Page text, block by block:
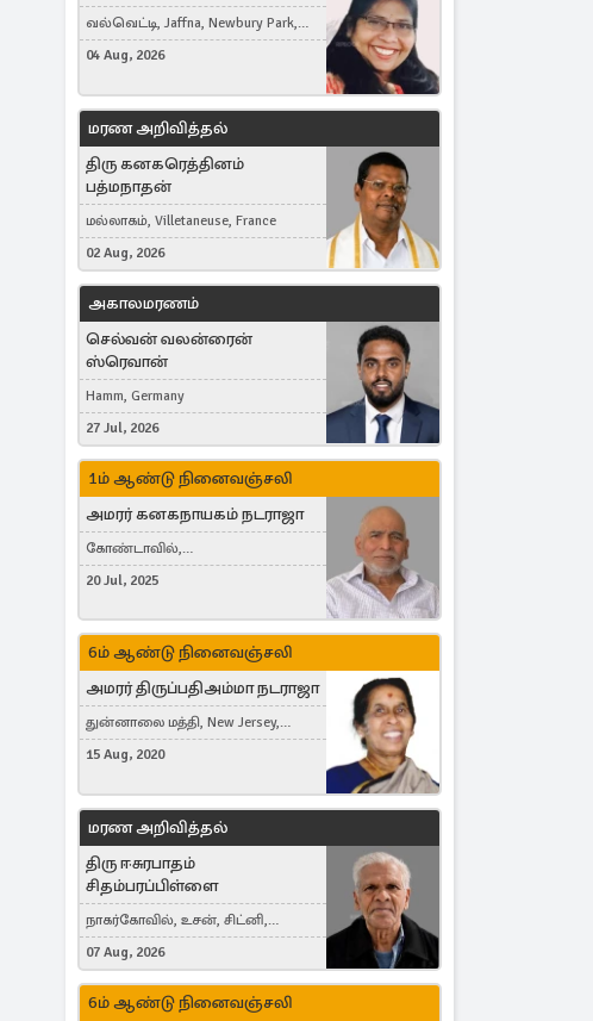
வல்வெட்டி, Jaffna, Newbury Park,
United Kingdom
04 Aug, 2026
மரண அறிவித்தல்
திரு கனகரெத்தினம்
பத்மநாதன்
மல்லாகம், Villetaneuse, France
02 Aug, 2026
அகாலமரணம்
செல்வன் வலன்ரைன்
ஸ்ரெவான்
Hamm, Germany
27 Jul, 2026
1ம் ஆண்டு நினைவஞ்சலி
அமரர் கனகநாயகம் நடராஜா
கோண்டாவில்,
புன்னாலைக்கட்டுவன், சவுதி
Germany, Brampton, Canada
20 Jul, 2025
6ம் ஆண்டு நினைவஞ்சலி
அமரர் திருப்பதிஅம்மா நடராஜா
துன்னாலை மத்தி, New Jersey,
United States, Toronto, Canada
15 Aug, 2020
மரண அறிவித்தல்
திரு ஈசுரபாதம்
சிதம்பரப்பிள்ளை
நாகர்கோவில், உசன், சிட்னி,
Australia
07 Aug, 2026
6ம் ஆண்டு நினைவஞ்சலி